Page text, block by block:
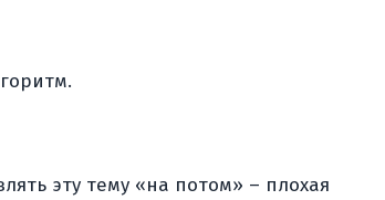
эту тему «на потом» – плохая